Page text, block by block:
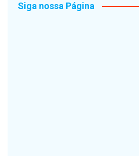
Siga nossa Página